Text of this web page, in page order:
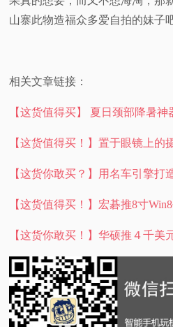
山寨此物造福众多爱自拍的妹子
相关文章链接：
【这货值得买】 夏日颈部降暑神
【这货值得买！】置于眼镜上的
【这货你敢买？】用名车引擎打
【这货值得买！】宏碁推8寸
【这货你敢买！】华硕推４千美